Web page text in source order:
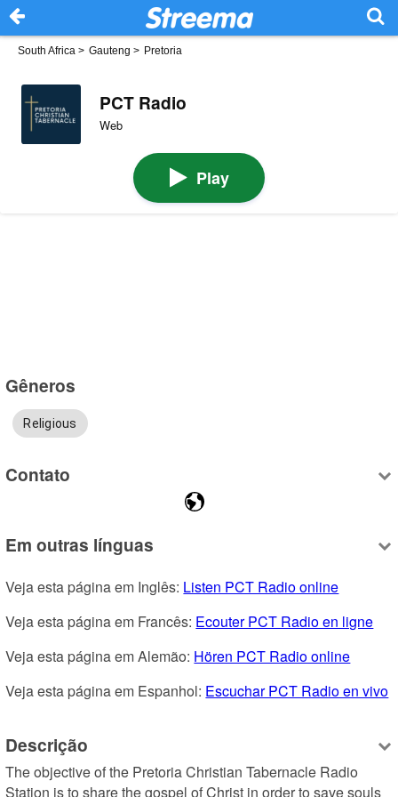
South Africa > Gauteng > Pretoria
PCT Radio
Web
Play
Gêneros
Religious
Contato
Em outras línguas
Veja esta página em Inglês: Listen PCT Radio online
Veja esta página em Francês: Ecouter PCT Radio en ligne
Veja esta página em Alemão: Hören PCT Radio online
Veja esta página em Espanhol: Escuchar PCT Radio en vivo
Descrição
The objective of the Pretoria Christian Tabernacle Radio
Station is to share the gospel of Christ in order to save souls